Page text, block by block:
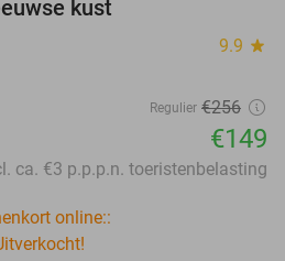
kust
9.9 star
Regulier €256
€149
ca. €3 p.p.p.n. toeristenbelasting
online::